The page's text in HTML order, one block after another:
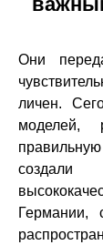
Они
личен.
моделей,
Германии,